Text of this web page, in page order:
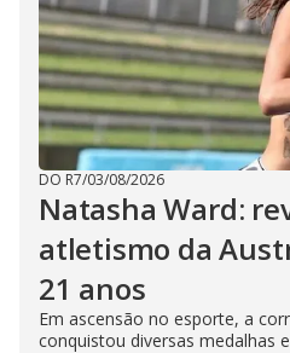
DO R7/03/08/2026
Natasha Ward:
atletismo da
21 anos
Em ascensão no esporte, a
conquistou diversas medalhas